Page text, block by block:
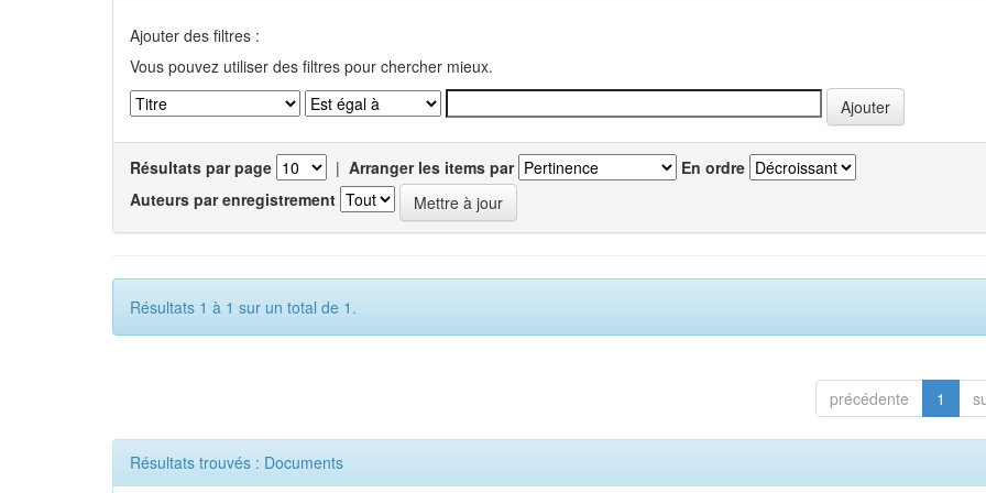
Ajouter des filtres :
Vous pouvez utiliser des filtres pour chercher mieux.
Résultats par page | Arranger les items par
En ordre
Auteurs par enregistrement
Résultats 1 à 1 sur un total de 1.
précédente 1
Résultats trouvés : Documents